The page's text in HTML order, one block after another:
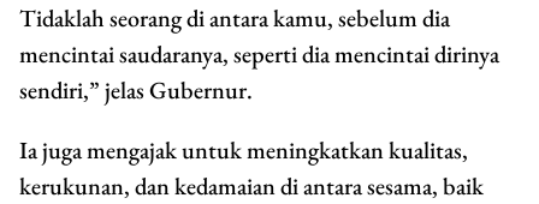
Tidaklah seorang di antara kamu, sebelum dia
mencintai saudaranya, seperti dia mencintai dirinya
sendiri,” jelas Gubernur.
Ia juga mengajak untuk meningkatkan kualitas,
kerukunan, dan kedamaian di antara sesama, baik